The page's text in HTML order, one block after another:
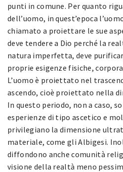
punti in comune. Per quanto
dell’uomo, in quest’epoca
chiamato a proiettare le sue
deve tendere a Dio perché la
natura imperfetta, deve
proprie esigenze fisiche,
L’uomo è proiettato nel
ascendo, cioè proiettato nella
In questo periodo, non a caso,
esperienze di tipo ascetico e
privilegiano la dimensione
materiale, come gli Albigesi.
diffondono anche comunità
visione della realtà meno